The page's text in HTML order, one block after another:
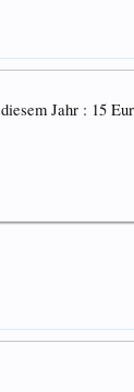
Jahr : 15